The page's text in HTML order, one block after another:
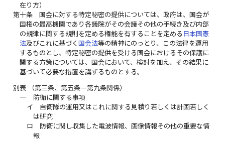
在り方）
第十条
国会に対する特定秘密の提供については、政府は、国会が
国権の最高機関であり各議院がその会議その他の手続き及び内部
の規律に関する規則を定める権能を有することを定める 日本国憲
法及びこれに基づく国会法等の精神にのっとり、この法律を運用
するものとし、特定秘密の提供を受ける国会におけるその保護に
関する方策については、国会において、検討を加え、その結果に
基づいて必要な措置を講ずるものとする。
別表
（第三条、第五条－第九条関係）
一
防衛に関する事項
イ
自衛隊の運用又はこれに関する見積り若しくは計画若しく
は研究
ロ
防衛に関し収集した電波情報、画像情報その他の重要な情
報